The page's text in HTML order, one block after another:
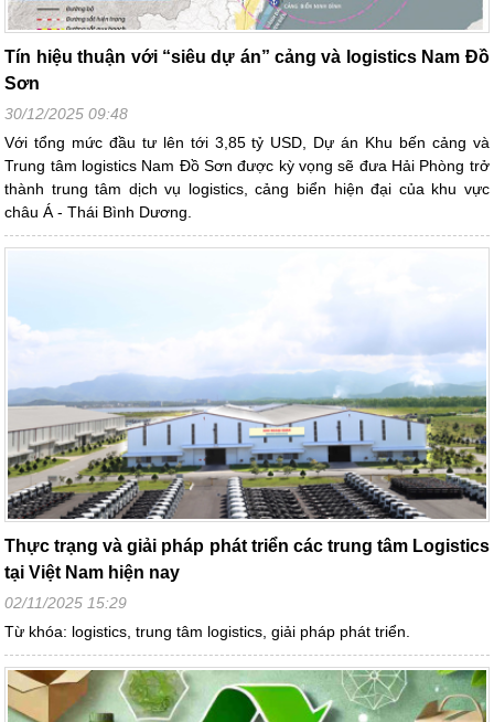
Tín hiệu thuận với “siêu dự án” cảng và logistics Nam Đồ
Sơn
30/12/2025 09:48
Với tổng mức đầu tư lên tới 3,85 tỷ USD, Dự án Khu bến cảng và
Trung tâm logistics Nam Đồ Sơn được kỳ vọng sẽ đưa Hải Phòng trở
thành trung tâm dịch vụ logistics, cảng biển hiện đại của khu vực
châu Á - Thái Bình Dương.
Thực trạng và giải pháp phát triển các trung tâm Logistics
tại Việt Nam hiện nay
02/11/2025 15:29
Từ khóa: logistics, trung tâm logistics, giải pháp phát triển.